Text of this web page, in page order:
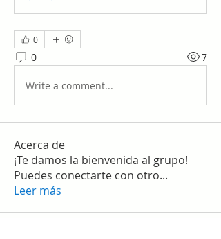
0
0 7
Write a comment...
Acerca de
¡Te damos la bienvenida al grupo!
Puedes conectarte con otro...
Leer más